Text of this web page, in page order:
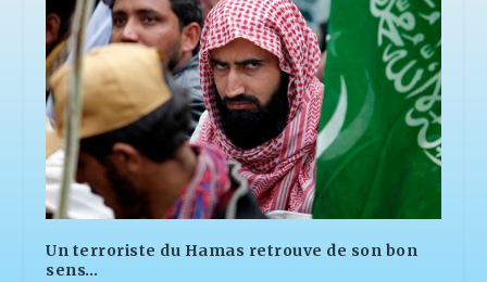
Un terroriste du Hamas retrouve de son bon
sens…